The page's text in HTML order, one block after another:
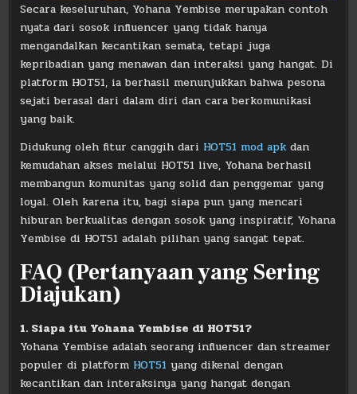
Secara keseluruhan, Yohana Yembise merupakan contoh
nyata dari sosok influencer yang tidak hanya
mengandalkan kecantikan semata, tetapi juga
kepribadian yang menawan dan interaksi yang hangat. Di
platform HOT51, ia berhasil menunjukkan bahwa pesona
sejati berasal dari dalam diri dan cara berkomunikasi
yang baik.
Didukung oleh fitur canggih dari HOT51 mod apkdan
kemudahan akses melalui HOT51 live, Yohana berhasil
membangun komunitas yang solid dan penggemar yang
loyal. Oleh karena itu, bagi siapa pun yang mencari
hiburan berkualitas dengan sosok yang inspiratif, Yohana
Yembise di HOT51 adalah pilihan yang sangat tepat.
FAQ (Pertanyaan yang Sering
Diajukan)
1. Siapa itu Yohana Yembise di HOT51?
Yohana Yembise adalah seorang influencer dan streamer
populer di platform HOT51 yang dikenal dengan
kecantikan dan interaksinya yang hangat dengan